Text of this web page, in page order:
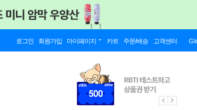
로그인 회원가입 마이페이지 카트 주문/배송 고객센터